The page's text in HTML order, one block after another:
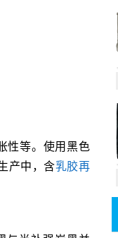
性等。使用黑色
产中，含乳胶再